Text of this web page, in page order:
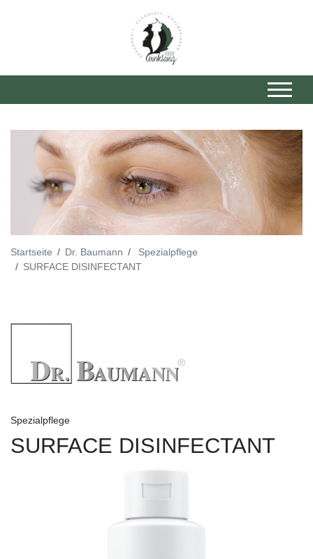
Startseite Dr. Baumann
Spezialpflege
SURFACE DISINFECTANT
Spezialpflege
SURFACE DISINFECTANT